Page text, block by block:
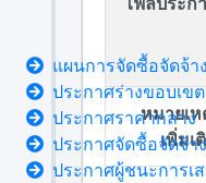
หมายเห
เพิ่มเ
แผนการจัดซื้อจัดจ้าง
ประกาศร่างขอบเข
ประกาศราคากลาง
ประกาศจัดซื้อจัดจ้าง
ประกาศผู้ชนะการเ